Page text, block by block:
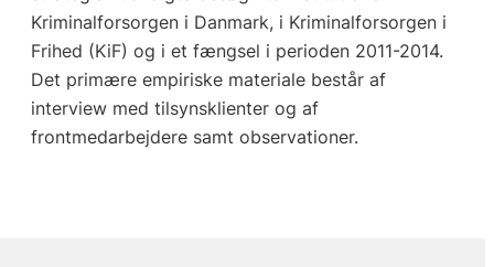
Kriminalforsorgen i Danmark, i Kriminalforsorgen i
Frihed (KiF) og i et fængsel i perioden 2011-2014.
Det primære empiriske materiale består af
interview med tilsynsklienter og af
frontmedarbejdere samt observationer.